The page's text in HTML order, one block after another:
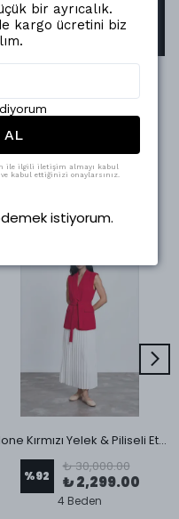
korur.
Slone Kırmızı Yelek & Piliseli Etek Takım
%92
₺ 30,000.00
₺ 2,299.00
4 Beden
bir ayrıcalık.
kargo ücretini biz
AL
ile ilgili iletişim almayı kabul
kabul ettiğinizi onaylarsınız.
istiyorum.